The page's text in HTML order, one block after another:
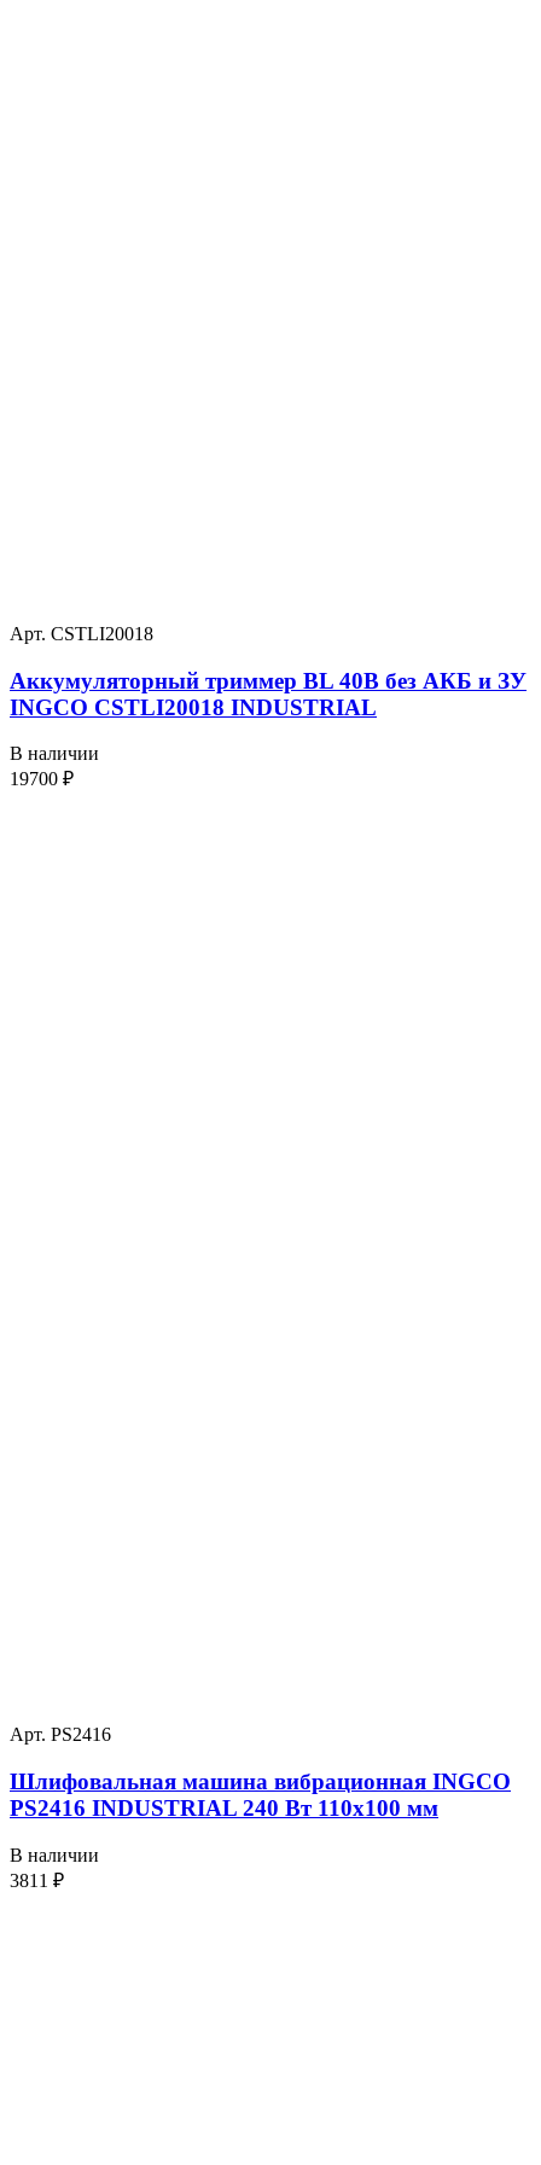
Арт. CSTLI20018
Аккумуляторный триммер BL 40В без АКБ и ЗУ
INGCO CSTLI20018 INDUSTRIAL
В наличии
19700 ₽
Арт. PS2416
Шлифовальная машина вибрационная INGCO
PS2416 INDUSTRIAL 240 Вт 110х100 мм
В наличии
3811 ₽